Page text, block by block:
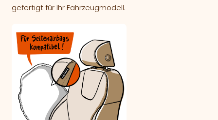
gefertigt für Ihr Fahrzeugmodell.